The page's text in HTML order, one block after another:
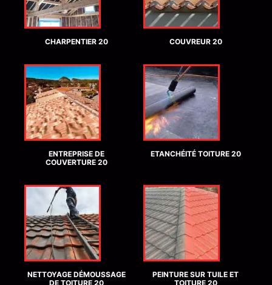
CHARPENTIER 20 COUVREUR 20
ENTREPRISE DE
COUVERTURE 20
ETANCHÉITÉ TOITURE 20
NETTOYAGE DÉMOUSSAGE
DE TOITURE 20
PEINTURE SUR TUILE ET
TOITURE 20